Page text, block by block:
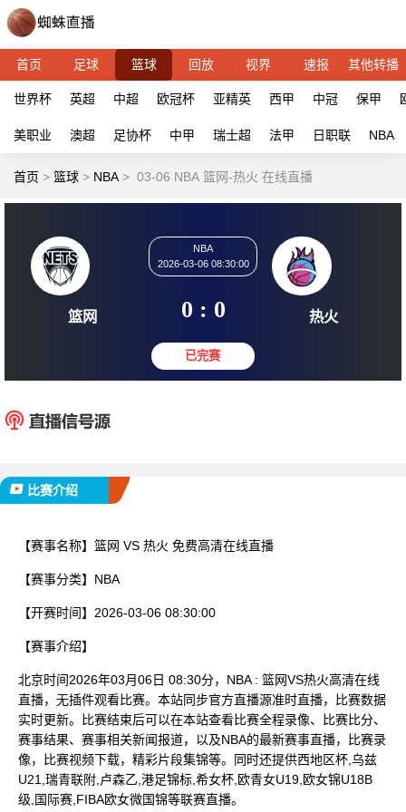
首页 足球 篮球 回放 视界 速报 其他转播
世界杯 英超 中超 欧冠杯 亚精英 西甲 中冠 保甲
美职业 澳超 足协杯 中甲 瑞士超 法甲 日职联 NBA
首页 > 篮球 > NBA > 03-06 NBA 篮网-热火 在线直播
篮网
2026-03-06 08:30:00
0 : 0 热
比赛介绍
【赛事名称】 篮网 VS 热火 免费高清在线直播
【赛事分类】 NBA
【开赛时间】 2026-03-06 08:30:00
【赛事介绍】
北京时间2026年03月06日 08:30分，NBA : 篮网VS热火高清在线
直播，无插件观看比赛。本站同步官方直播源准时直播，比赛数据
实时更新。比赛结束后可以在本站查看比赛全程录像、比赛比分、
赛事结果、赛事相关新闻报道，以及NBA的最新赛事直播，比赛录
像，比赛视频下载，精彩片段集锦等。同时还提供西地区杯,乌兹
U21,瑞青联附,卢森乙,港足锦标,希女杯,欧青女U19,欧女锦U18B
级,国际赛,FIBA欧女微国锦等联赛直播。